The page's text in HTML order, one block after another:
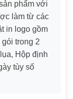
phẩm với
làm từ các
in logo gồm
trong 2
Hộp định
tùy số